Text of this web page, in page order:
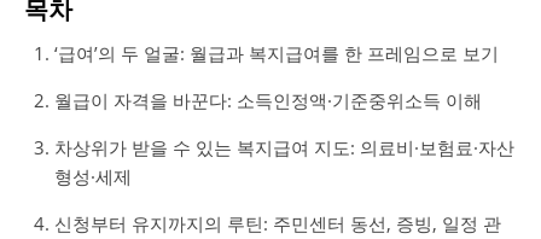
목차
‘급여’의 두 얼굴: 월급과 복지급여를 한 프레임으로 보기
월급이 자격을 바꾼다: 소득인정액·기준중위소득 이해
차상위가 받을 수 있는 복지급여 지도: 의료비·보험료·자산
형성·세제
신청부터 유지까지의 루틴: 주민센터 동선, 증빙, 일정 관